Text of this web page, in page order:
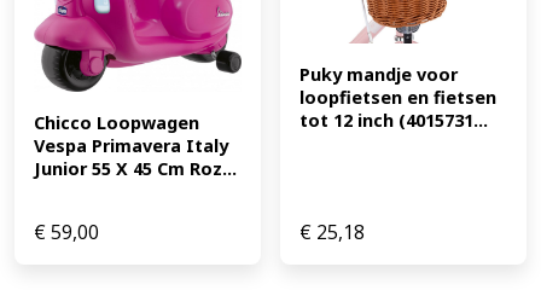
Chicco Loopwagen
Vespa Primavera Italy
Junior 55 X 45 Cm Roz...
€59,00
Puky mandje voor
loopfietsen en fietsen
tot 12 inch (4015731...
€ 25,18